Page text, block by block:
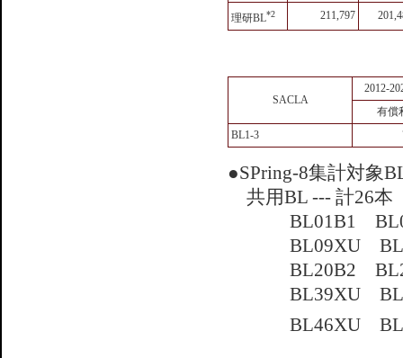
理研BL*2 211,797
SACLA
2012-
有償
BL1-3
●SPring-8集計対象
共用BL --- 計26本
BL01B1
BL09XU
BL20B2
BL39XU
BL46XU